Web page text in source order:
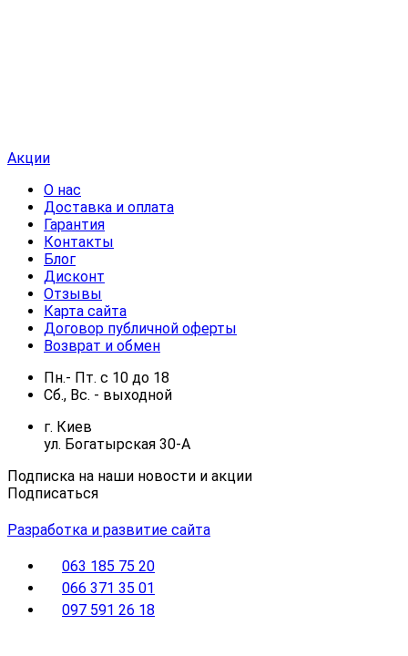
Акции
О нас
Доставка и оплата
Гарантия
Контакты
Блог
Дисконт
Отзывы
Карта сайта
Договор публичной оферты
Возврат и обмен
Пн.- Пт. с 10 до 18
Сб., Вс. - выходной
г. Киев
ул. Богатырская 30-А
Подписка на наши новости и акции
Подписаться
Разработка и развитие сайта
063 185 75 20
066 371 35 01
097 591 26 18